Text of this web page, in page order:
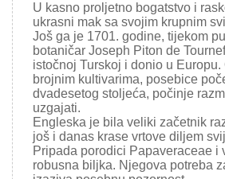
U kasno proljetno bogatstvo i
ukrasni mak sa svojim krupnim
Još ga je 1701. godine, tijekom
botaničar Joseph Piton de
istočnoj Turskoj i donio u Europu.
brojnim kultivarima, posebice
dvadesetog stoljeća, počinje
uzgajati.
Engleska je bila veliki začetnik
još i danas krase vrtove diljem
Pripada porodici Papaveraceae i
robusna biljka. Njegova potreba